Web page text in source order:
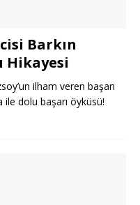
Barkın
Hikayesi
ilham veren başarı
ile dolu başarı öyküsü!